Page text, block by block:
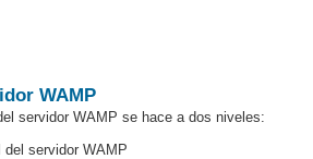
WAMP
servidor WAMP se hace a dos niveles:
del servidor WAMP